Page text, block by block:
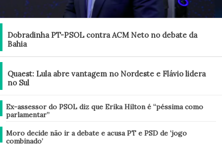
Dobradinha PT-PSOL contra ACM Neto no debate da
Bahia
Quaest: Lula abre vantagem no Nordeste e Flávio lidera
no Sul
Brasil
Ex-assessor do PSOL diz que Erika Hilton é “péssima como
parlamentar”
Brasil
Moro decide não ir a debate e acusa PT e PSD de ‘jogo
combinado’